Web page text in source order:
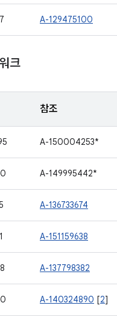
A-129475100
크
참조
A-150004253*
A-149995442*
A-136733674
A-151159638
A-137798382
A-140324890 [2]